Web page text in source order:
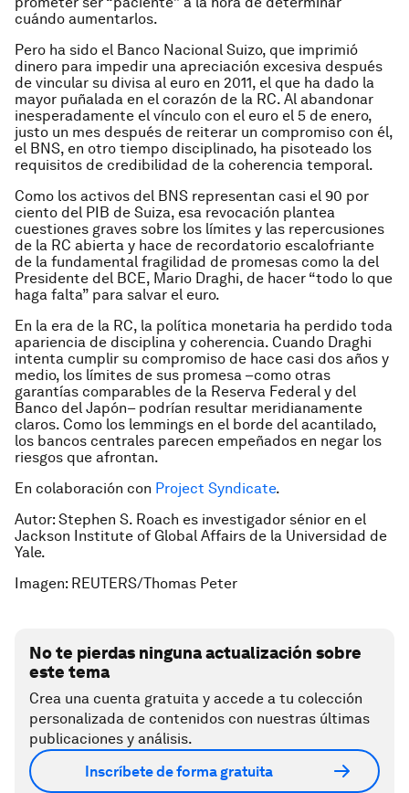
cuándo aumentarlos.
Pero ha sido el Banco Nacional Suizo, que imprimió
dinero para impedir una apreciación excesiva después
de vincular su divisa al euro en 2011, el que ha dado la
mayor puñalada en el corazón de la RC. Al abandonar
inesperadamente el vínculo con el euro el 5 de enero,
justo un mes después de reiterar un compromiso con él,
el BNS, en otro tiempo disciplinado, ha pisoteado los
requisitos de credibilidad de la coherencia temporal.
Como los activos del BNS representan casi el 90 por
ciento del PIB de Suiza, esa revocación plantea
cuestiones graves sobre los límites y las repercusiones
de la RC abierta y hace de recordatorio escalofriante
de la fundamental fragilidad de promesas como la del
Presidente del BCE, Mario Draghi, de hacer “todo lo que
haga falta” para salvar el euro.
En la era de la RC, la política monetaria ha perdido toda
apariencia de disciplina y coherencia. Cuando Draghi
intenta cumplir su compromiso de hace casi dos años y
medio, los límites de sus promesa –como otras
garantías comparables de la Reserva Federal y del
Banco del Japón– podrían resultar meridianamente
claros. Como los lemmings en el borde del acantilado,
los bancos centrales parecen empeñados en negar los
riesgos que afrontan.
En colaboración con Project Syndicate.
Autor: Stephen S. Roach es investigador sénior en el
Jackson Institute of Global Affairs de la Universidad de
Yale.
Imagen: REUTERS/Thomas Peter
No te pierdas ninguna actualización sobre
este tema
Crea una cuenta gratuita y accede a tu colección
personalizada de contenidos con nuestras últimas
publicaciones y análisis.
Inscríbete de forma gratuita